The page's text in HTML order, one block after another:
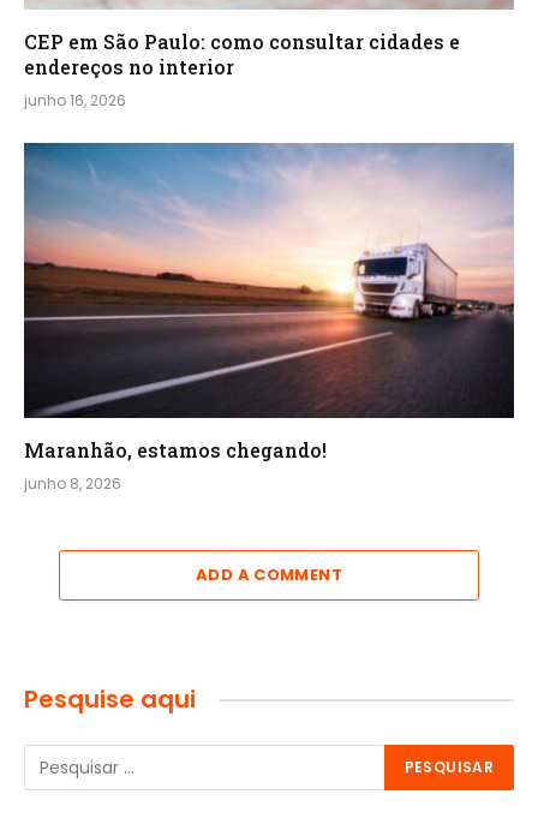
CEP em São Paulo: como consultar cidades e
endereços no interior
junho 16, 2026
Maranhão, estamos chegando!
junho 8, 2026
ADD A COMMENT
Pesquise aqui